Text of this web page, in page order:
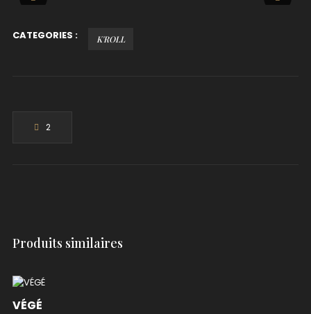
CATEGORIES : K'ROLL
2
Produits similaires
VÉGÉ